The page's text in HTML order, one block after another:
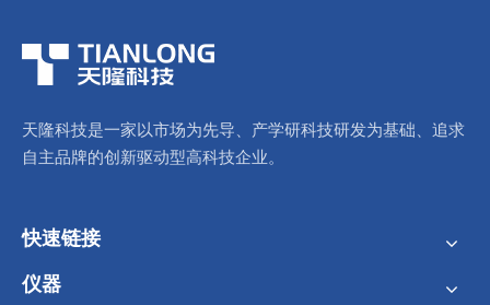
天隆科技是一家以市场为先导、产学研科技研发为基础、追求
自主品牌的创新驱动型高科技企业。
快速链接
仪器